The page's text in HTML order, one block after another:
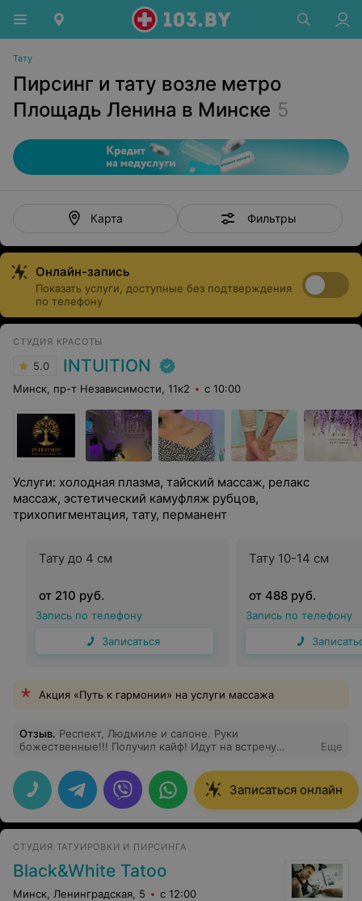
Тату
Пирсинг и тату возле метро
Площадь Ленина в Минске 5
Карта Фильтры
Онлайн-запись
Показать услуги, доступные без подтверждения
по телефону
СТУДИЯ КРАСОТЫ
5.0 INTUITION
Минск, пр-т Независимости, 11к2 с 10:00
Услуги: холодная плазма, тайский массаж, релакс
массаж, эстетический камуфляж рубцов,
трихопигментация, тату, перманент
Тату до 4 см
от 210 руб.
Запись по телефону
Записаться
Тату 10-14 см
от 488 руб.
Запись по телефону
Акция «Путь к гармонии» на услуги массажа
Отзыв. Респект, Людмиле и салоне. Руки
божественные!!! Получил кайф! Идут на встречу
дальше на сеансах! Девочки, Вам успехов!!!
Рекомендую всем!!!
Еще
Записаться онлайн
СТУДИЯ ТАТУИРОВКИ И ПИРСИНГА
Black&White Tatoo
Минск, Ленинградская, 5 с 12:00